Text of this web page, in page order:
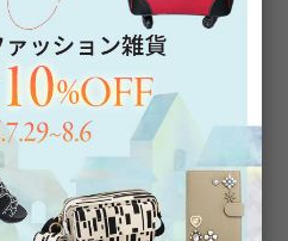
対象商品です。